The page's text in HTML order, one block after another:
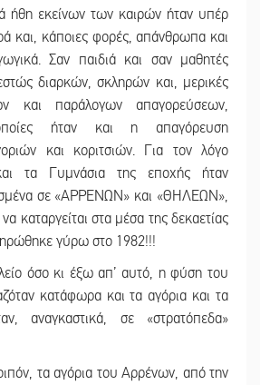
ήθη εκείνων των καιρών ήταν υπέρ
και, κάποιες φορές, απάνθρωπα και
Σαν παιδιά και σαν μαθητές
διαρκών, σκληρών και, μερικές
και παράλογων απαγορεύσεων,
ήταν και η απαγόρευση
και κοριτσιών. Για τον λόγο
τα Γυμνάσια της εποχής ήταν
σε «ΑΡΡΕΝΩΝ» και «ΘΗΛΕΩΝ»,
καταργείται στα μέσα της δεκαετίας
γύρω στο 1982!!!
όσο κι έξω απ’ αυτό, η φύση του
κατάφωρα και τα αγόρια και τα
αναγκαστικά, σε «στρατόπεδα»
τα αγόρια του Αρρένων, από την